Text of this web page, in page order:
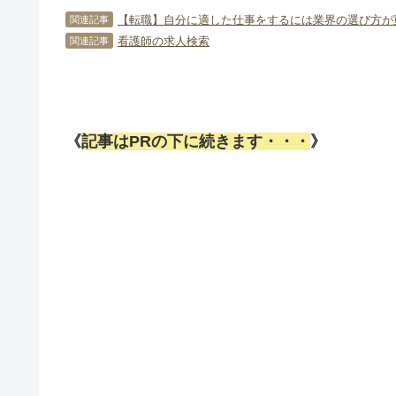
関連記事 【転職】自分に適した仕事をするには業界の選び方
関連記事 看護師の求人検索
《記事はPRの下に続きます・・・ 》